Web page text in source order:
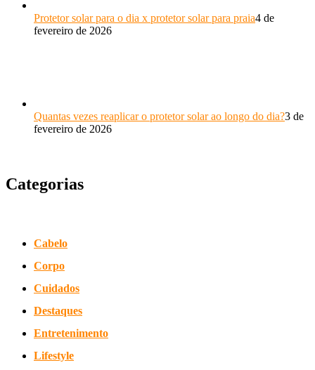
Protetor solar para o dia x protetor solar para praia4 de
fevereiro de 2026
Quantas vezes reaplicar o protetor solar ao longo do dia?3 de
fevereiro de 2026
Categorias
Cabelo
Corpo
Cuidados
Destaques
Entretenimento
Lifestyle